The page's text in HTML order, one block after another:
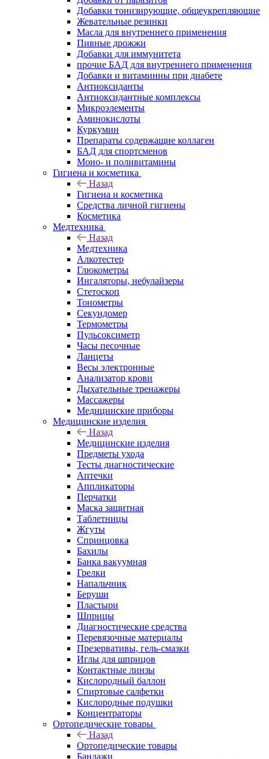
Добавки тонизирующие, общеукрепляющие
Жевательные резинки
Масла для внутреннего применения
Пивные дрожжи
Добавки для иммунитета
прочие БАД для внутреннего применения
Добавки и витаминны при диабете
Антиоксиданты
Антиоксидантные комплексы
Микроэлементы
Аминокислоты
Куркумин
Препараты содержащие коллаген
БАД для спортсменов
Моно- и поливитамины
Гигиена и косметика
Назад
Гигиена и косметика
Средства личной гигиены
Косметика
Медтехника
Назад
Медтехника
Алкотестер
Глюкометры
Ингаляторы, небулайзеры
Стетоскоп
Тонометры
Секундомер
Термометры
Пульсоксиметр
Часы песочные
Ланцеты
Весы электронные
Анализатор крови
Дыхательные тренажеры
Массажеры
Медицинские приборы
Медицинские изделия
Назад
Медицинские изделия
Предметы ухода
Тесты диагностические
Аптечки
Аппликаторы
Перчатки
Маска защитная
Таблетницы
Жгуты
Спринцовка
Бахилы
Банка вакуумная
Грелки
Напальчник
Беруши
Пластыри
Шприцы
Диагностические средства
Перевязочные материалы
Презервативы, гель-смазки
Иглы для шприцов
Контактные линзы
Кислородный баллон
Спиртовые салфетки
Кислородные подушки
Концентраторы
Ортопедические товары
Назад
Ортопедические товары
Бандажи